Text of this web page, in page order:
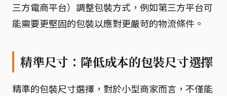
三方電商平台）調整包裝方式，例如第三方平台可
能需要更堅固的包裝以應對更嚴苛的物流條件。
精準尺寸：降低成本的包裝尺寸選擇
精準的包裝尺寸選擇，對於小型商家而言，不僅能